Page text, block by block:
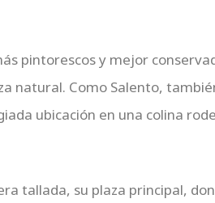
pintorescos y mejor
natural. Como Salento,
ubicación en una colina
tallada, su plaza principal,